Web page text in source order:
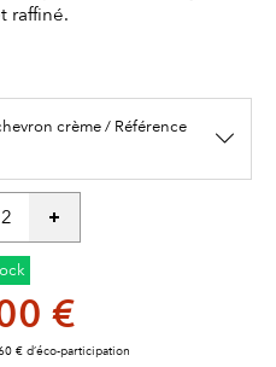
raffiné.
crème / Référence
€
€ d’éco-participation